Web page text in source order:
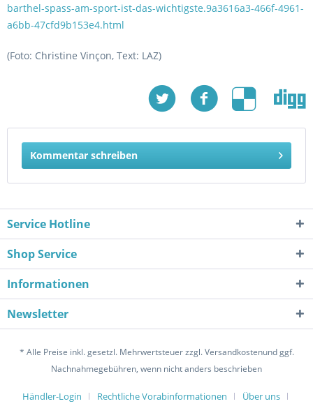
barthel-spass-am-sport-ist-das-wichtigste.9a3616a3-466f-4961-
a6bb-47cfd9b153e4.html
(Foto: Christine Vinçon, Text: LAZ)
Kommentar schreiben
Service Hotline
Shop Service
Informationen
Newsletter
* Alle Preise inkl. gesetzl. Mehrwertsteuer zzgl. Versandkostenund ggf.
Nachnahmegebühren, wenn nicht anders beschrieben
Händler-Login Rechtliche Vorabinformationen Über uns